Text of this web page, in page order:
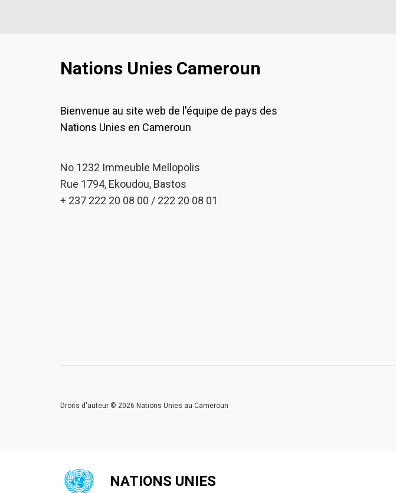
Nations Unies Cameroun
Bienvenue au site web de l'équipe de pays des
Nations Unies en Cameroun
No 1232 Immeuble Mellopolis
Rue 1794, Ekoudou, Bastos
+ 237 222 20 08 00 / 222 20 08 01
Droits d'auteur © 2026 Nations Unies au Cameroun
NATIONS UNIES